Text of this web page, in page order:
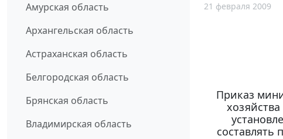
Амурская область
Архангельская область
Астраханская область
Белгородская область
Брянская область
Владимирская область
21 февраля 2009
Приказ